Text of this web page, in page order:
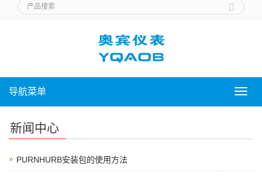
导
导航菜单
新闻中心
PURNHURB安装包的使用方法